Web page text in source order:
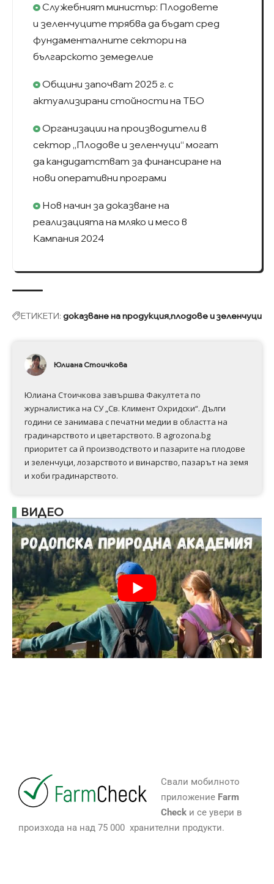
Служебният министър: Плодовете
и зеленчуците трябва да бъдат сред
фундаменталните сектори на
българското земеделие
Общини започват 2025 г. с
актуализирани стойности на ТБО
Организации на производители в
сектор „Плодове и зеленчуци“ могат
да кандидатстват за финансиране на
нови оперативни програми
Нов начин за доказване на
реализацията на мляко и месо в
Кампания 2024
ЕТИКЕТИ: доказване на продукцияплодове и зеленчуци
Юлиана Стоичкова
Юлиана Стоичкова завършва Факултета по
журналистика на СУ „Св. Климент Охридски“. Дълги
години се занимава с печатни медии в областта на
градинарството и цветарството. В agrozona.bg
приоритет са й производството и пазарите на плодове
и зеленчуци, лозарството и винарство, пазарът на земя
и хоби градинарството.
ВИДЕО
Свали мобилното
приложение Farm
Checkи се увери в
произхода на над 75 000 хранителни продукти.